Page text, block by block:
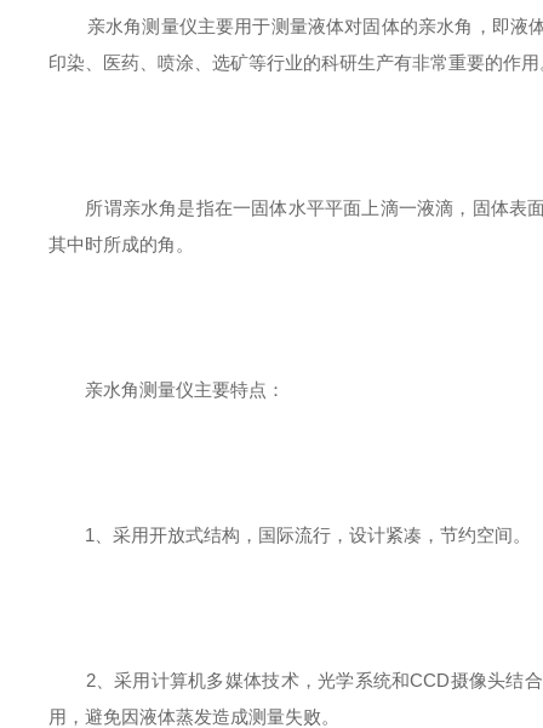
亲水角测量仪主要用于测量液体对固体的亲水角，即液
印染、医药、喷涂、选矿等行业的科研生产有非常重要的作用
所谓亲水角是指在一固体水平平面上滴一液滴，固体表
其中时所成的角。
亲水角测量仪主要特点：
1、采用开放式结构，国际流行，设计紧凑，节约空间。
2、采用计算机多媒体技术，光学系统和CCD摄像头结合
用，避免因液体蒸发造成测量失败。